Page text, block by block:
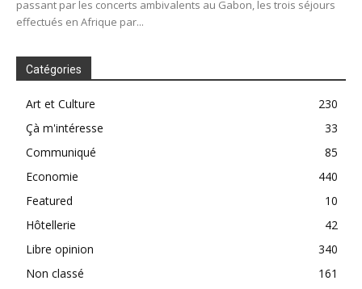
passant par les concerts ambivalents au Gabon, les trois séjours
effectués en Afrique par...
Catégories
Art et Culture
230
Çà m'intéresse
33
Communiqué
85
Economie
440
Featured
10
Hôtellerie
42
Libre opinion
340
Non classé
161